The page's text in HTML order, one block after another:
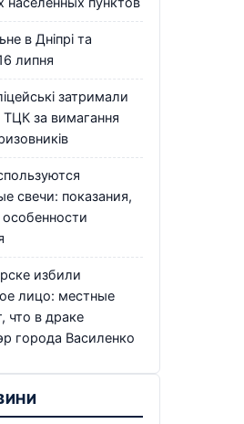
в Дніпрі та
липня
затримали
ТЦК за вимагання
свечи: показания,
избили
лицо: местные
в драке
города Василенко